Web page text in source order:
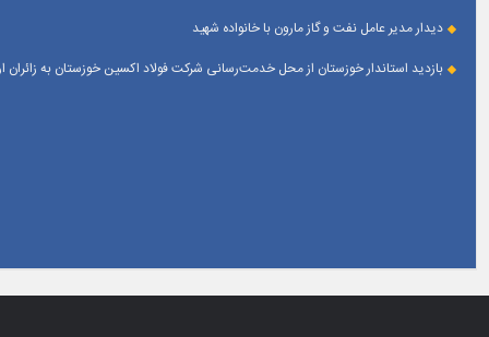
دیدار مدیر عامل نفت و گاز مارون با خانواده شهید
بازدید استاندار خوزستان از محل خدمت‌رسانی شرکت فولاد اکسین خوزستان به زائران